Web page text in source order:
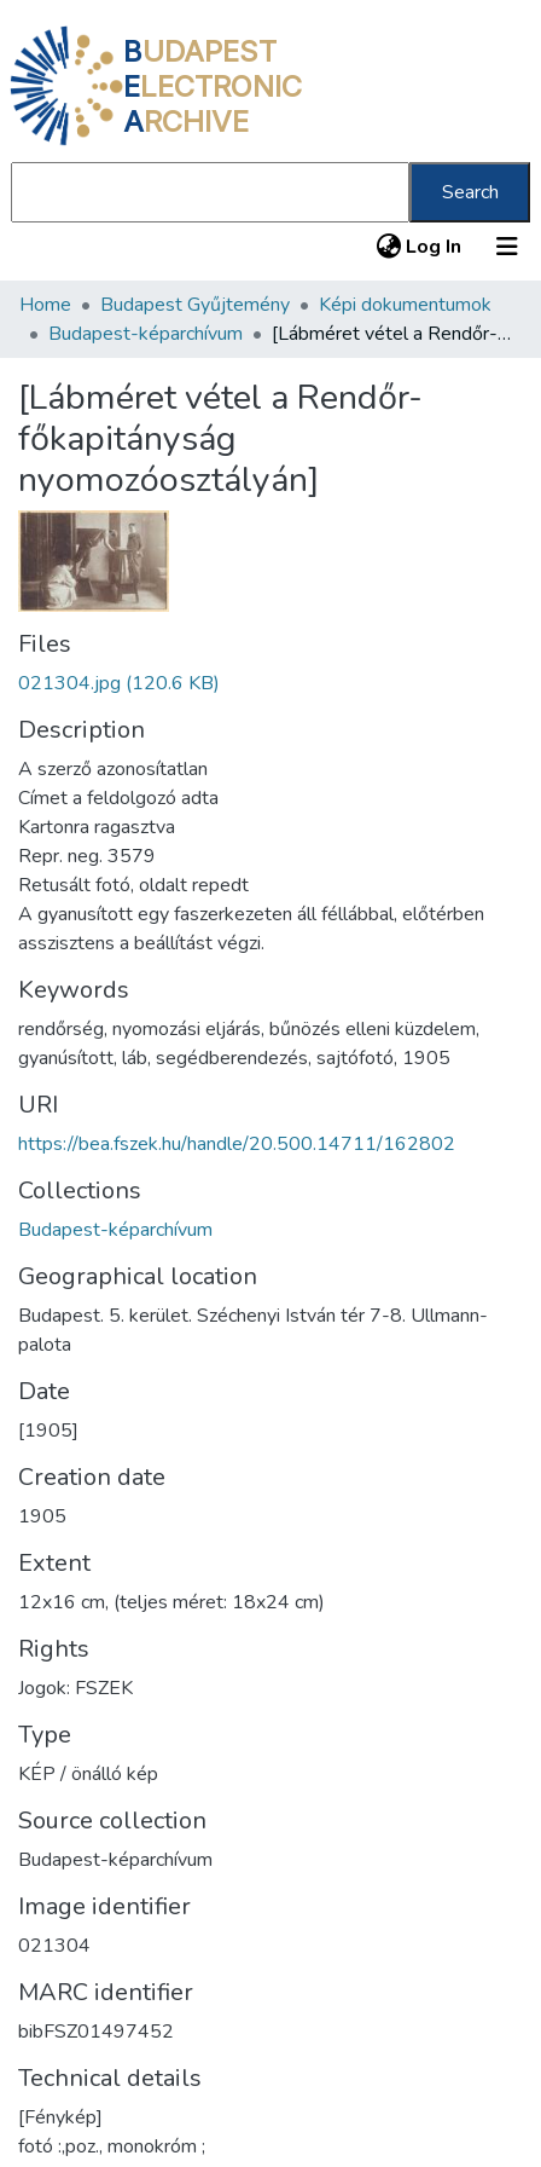
BUDAPEST
ELECTRONIC
ARCHIVE
Search
Log In (current)
Communities & Collections
Statistics
About us
Home Budapest Gyűjtemény
Képi dokumentumok
Budapest-képarchívum
[Lábméret vétel a Rendőr-főkapitányság nyomozóosztályán]
[Lábméret vétel a Rendőr-
főkapitányság
nyomozóosztályán]
Files
021304.jpg (120.6 KB)
Description
A szerző azonosítatlan
Címet a feldolgozó adta
Kartonra ragasztva
Repr. neg. 3579
Retusált fotó, oldalt repedt
A gyanusított egy faszerkezeten áll féllábbal, előtérben
asszisztens a beállítást végzi.
Keywords
rendőrség, nyomozási eljárás, bűnözés elleni küzdelem,
gyanúsított, láb, segédberendezés, sajtófotó, 1905
URI
https://bea.fszek.hu/handle/20.500.14711/162802
Collections
Budapest-képarchívum
Geographical location
Budapest. 5. kerület. Széchenyi István tér 7-8. Ullmann-
palota
Date
[1905]
Creation date
1905
Extent
12x16 cm, (teljes méret: 18x24 cm)
Rights
Jogok: FSZEK
Type
KÉP / önálló kép
Source collection
Budapest-képarchívum
Image identifier
021304
MARC identifier
bibFSZ01497452
Technical details
[Fénykép]
fotó :,poz., monokróm ;